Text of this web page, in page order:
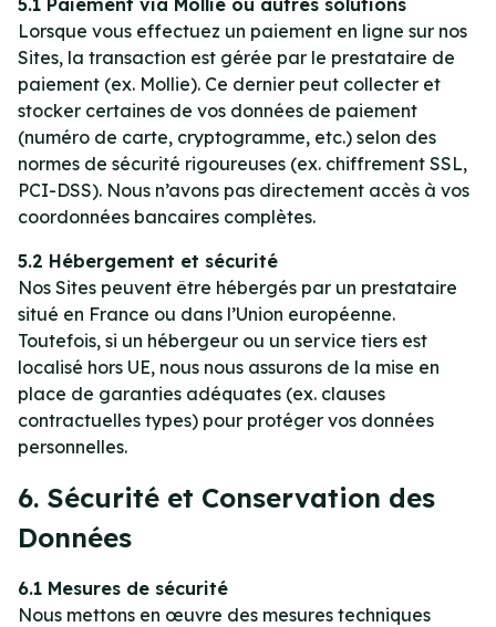
5.1 Paiement via Mollie ou autres solutions
Lorsque vous effectuez un paiement en ligne sur nos
Sites, la transaction est gérée par le prestataire de
paiement (ex. Mollie). Ce dernier peut collecter et
stocker certaines de vos données de paiement
(numéro de carte, cryptogramme, etc.) selon des
normes de sécurité rigoureuses (ex. chiffrement SSL,
PCI-DSS). Nous n’avons pas directement accès à vos
coordonnées bancaires complètes.
5.2 Hébergement et sécurité
Nos Sites peuvent être hébergés par un prestataire
situé en France ou dans l’Union européenne.
Toutefois, si un hébergeur ou un service tiers est
localisé hors UE, nous nous assurons de la mise en
place de garanties adéquates (ex. clauses
contractuelles types) pour protéger vos données
personnelles.
6. Sécurité et Conservation des
Données
6.1 Mesures de sécurité
Nous mettons en œuvre des mesures techniques